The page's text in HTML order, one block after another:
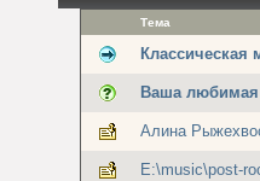
Тема
Классическая
Ваша
Алина
E:\music\post-